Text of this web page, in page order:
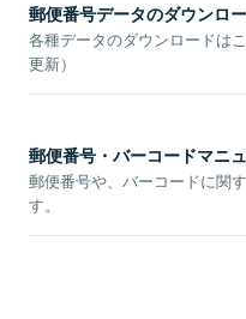
郵便番号データのダウンロ
各種データのダウンロードは
更新）
郵便番号・バーコードマニ
郵便番号や、バーコードに関
す。